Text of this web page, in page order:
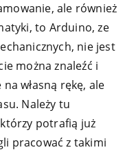
ale również
to Arduino, ze
nie jest
można znaleźć i
własną rękę, ale
Należy tu
potrafią już
pracować z takimi